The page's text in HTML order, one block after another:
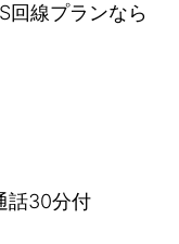
回線プランなら
話30分付